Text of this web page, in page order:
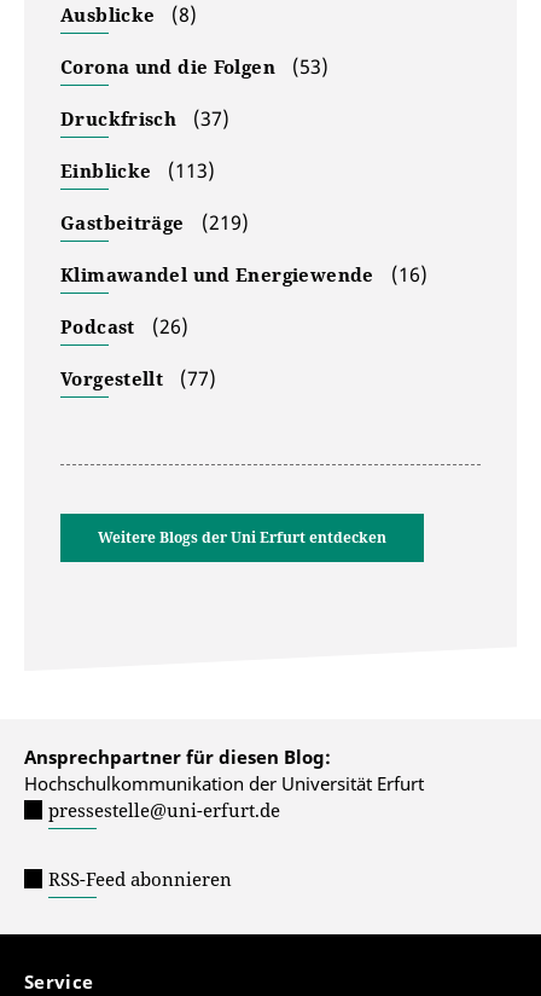
Ausblicke (8)
Corona und die Folgen (53)
Druckfrisch (37)
Einblicke (113)
Gastbeiträge (219)
Klimawandel und Energiewende (16)
Podcast (26)
Vorgestellt (77)
Weitere Blogs der Uni Erfurt entdecken
Ansprechpartner für diesen Blog:
Hochschulkommunikation der Universität Erfurt
pressestelle@uni-erfurt.de
RSS-Feed abonnieren
Service